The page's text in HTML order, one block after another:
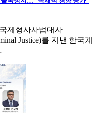
제형사사법대사
Justice)를 지낸 한국계